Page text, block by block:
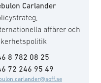
Carlander
affärer och
8 782 08 25
72 246 95 49